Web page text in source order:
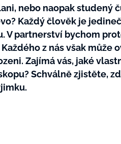
nebo naopak studený
Každý člověk je
V partnerství bychom
z nás však může
Zajímá vás, jaké
Schválně zjistěte,